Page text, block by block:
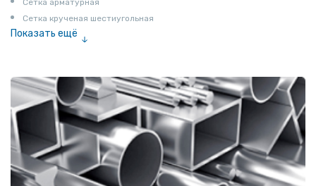
Сетка арматурная
Сетка крученая шестиугольная
Показать ещё